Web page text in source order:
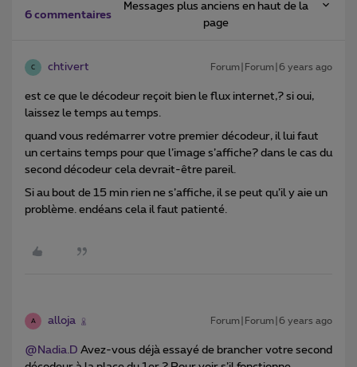
6 commentaires
Messages plus anciens en haut de la
page
C chtivert Forum|Forum|6 years ago
est ce que le décodeur reçoit bien le flux internet,? si oui,
laissez le temps au temps.
quand vous redémarrer votre premier décodeur, il lui faut
un certains temps pour que l’image s’affiche? dans le cas du
second décodeur cela devrait-être pareil.
Si au bout de 15 min rien ne s’affiche, il se peut qu’il y aie un
problème. endéans cela il faut patienté.
A alloja Forum|Forum|6 years ago
@Nadia.D Avez-vous déjà essayé de brancher votre second